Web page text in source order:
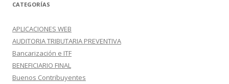
CATEGORÍAS
APLICACIONES WEB
AUDITORIA TRIBUTARIA PREVENTIVA
Bancarización e ITF
BENEFICIARIO FINAL
Buenos Contribuyentes